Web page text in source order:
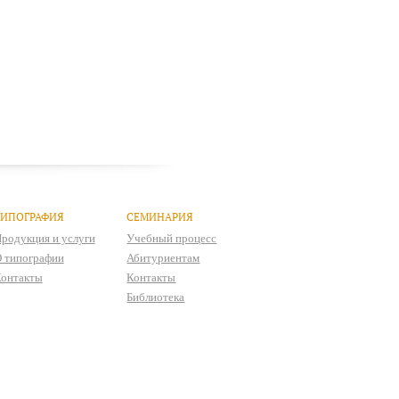
и услуги
типографии
СЕМИНАРИЯ
Учебный процесс
Абитуриентам
Контакты
Библиотека